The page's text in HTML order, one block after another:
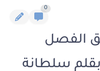
0
الفصل
السادس عشر 16 بقلم سلطانة